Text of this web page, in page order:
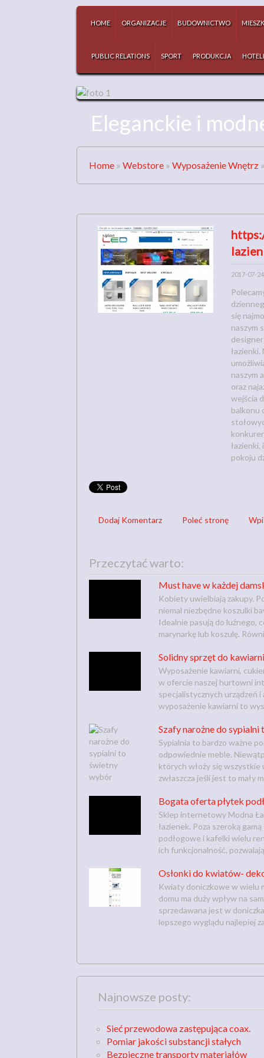
HOME ORGANIZACJE BUDOWNICTWO
PUBLIC RELATIONS SPORT PRODUKCJA
Eleganckie i
Home » Webstore » Wyposażenie Wnętrz
2017-07-24
się
naszym
naszym
oraz
wejścia
balkonu
pokoju
Dodaj Komentarz Poleć stronę
Przeczytać warto:
Must have w każdej
Kobiety uwielbiają zakupy.
niemal niezbędne koszulki
Idealnie pasują do luźnego,
marynarkę lub koszulę.
Solidny sprzęt do kawiarni
Wyposażenie kawiarni,
w ofercie naszej hurtowni
specjalistycznych urządzeń i
wyposażenie kawiarni to
Szafy narożne do
Sypialnia to bardzo ważne
odpowiednie meble.
których włoży się wszystkie
zwłaszcza jeśli jest to mały
Bogata oferta płytek
Sklep internetowy Modna
łazienek. Poza szeroką
podłogowe i kafelki wielu
ich funkcjonalność,
Osłonki do kwiatów-
Kwiaty doniczkowe w wielu
domu ma duży wpływ na
sprzedawana jest w
lepszego wyglądu najlepiej
Najnowsze posty:
Sieć przewodowa zastępująca coax.
Pomiar jakości substancji stałych
Bezpieczne transporty materiałów